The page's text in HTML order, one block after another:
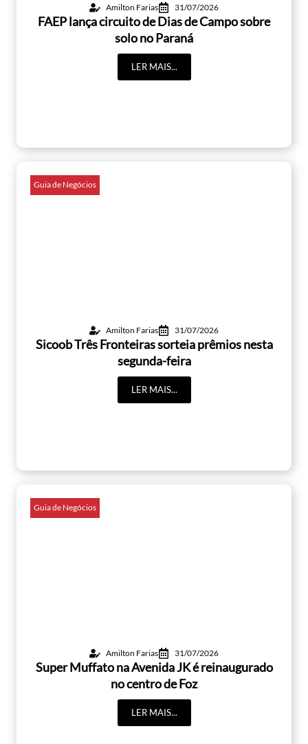
Amilton Farias 31/07/2026
FAEP lança circuito de Dias de Campo sobre
solo no Paraná
LER MAIS...
Guia de Negócios
Amilton Farias 31/07/2026
Sicoob Três Fronteiras sorteia prêmios nesta
segunda-feira
LER MAIS...
Guia de Negócios
Amilton Farias 31/07/2026
Super Muffato na Avenida JK é reinaugurado
no centro de Foz
LER MAIS...